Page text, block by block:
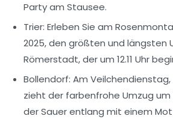
Party am Stausee.
Trier: Erleben Sie am
2025, den größten und längsten
Römerstadt, der um 12.11 Uhr
Bollendorf: Am Veilchendienstag,
zieht der farbenfrohe Umzug um
der Sauer entlang mit einem